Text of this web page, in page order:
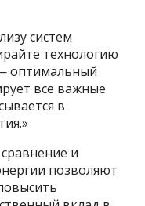
систем
технологию
оптимальный
все важные
в
и
позволяют